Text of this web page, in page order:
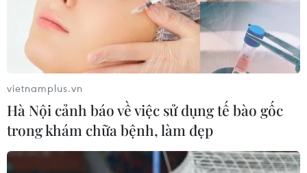
vietnamplus.vn
Hà Nội cảnh báo về việc sử dụng tế bào gốc
trong khám chữa bệnh, làm đẹp